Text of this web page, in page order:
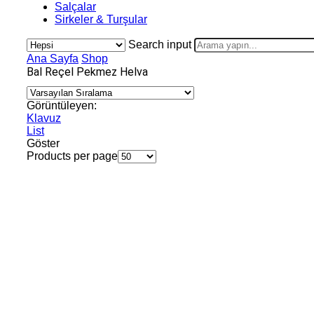
Salçalar
Sirkeler & Turşular
Search input
Ana Sayfa Shop
Bal Reçel Pekmez Helva
Görüntüleyen:
Klavuz
List
Göster
Products per page